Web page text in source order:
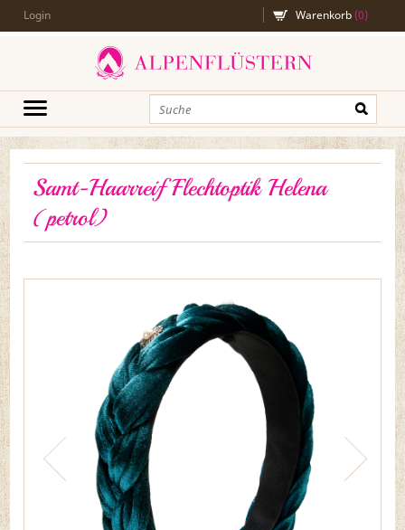
Login Warenkorb(0)
Samt-Haarreif Flechtoptik Helena
(petrol)